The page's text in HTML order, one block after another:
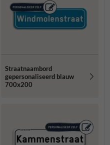
Straatnaambord
gepersonaliseerd blauw
700x200